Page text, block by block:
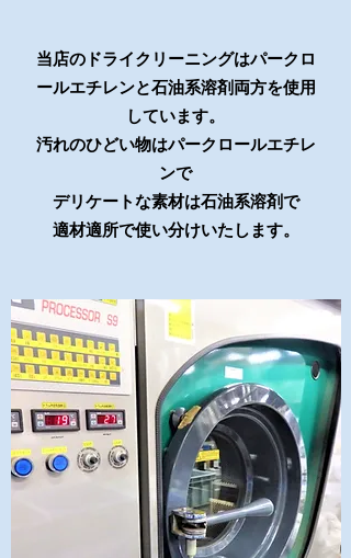
当店のドライクリーニングはパークロ
ールエチレンと石油系溶剤両方を使用
しています。
汚れのひどい物はパークロールエチレ
ンで
デリケートな素材は石油系溶剤で
適材適所で使い分けいたします。